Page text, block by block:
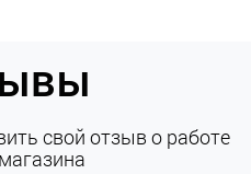
свой отзыв о работе